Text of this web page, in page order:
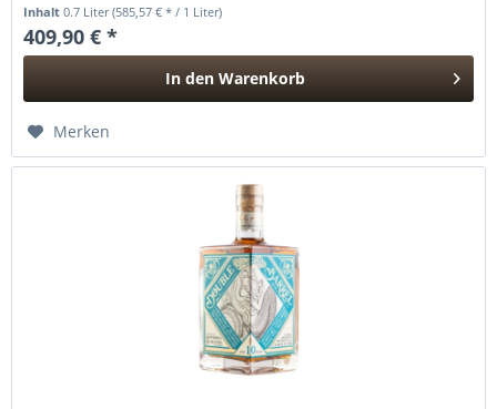
Inhalt0.7 Liter(585,57 € * / 1 Liter)
409,90 € *
In den Warenkorb
Merken